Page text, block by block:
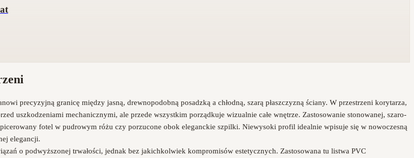
precyzyjną granicę między jasną, drewnopodobną posadzką a chłodną, szarą płaszczyzną ściany. W przestrzeni korytarza,
uszkodzeniami mechanicznymi, ale przede wszystkim porządkuje wizualnie całe wnętrze. Zastosowanie stonowanej, szaro-
fotel w pudrowym różu czy porzucone obok eleganckie szpilki. Niewysoki profil idealnie wpisuje się w nowoczesną
elegancji.
o podwyższonej trwałości, jednak bez jakichkolwiek kompromisów estetycznych. Zastosowana tu listwa PVC